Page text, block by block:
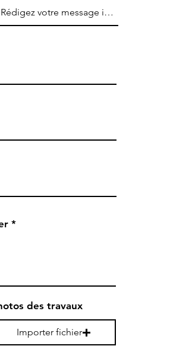
des travaux
Importer fichier